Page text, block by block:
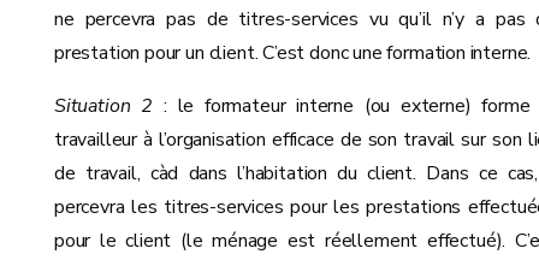
ne percevra pas de titres-services vu qu’il n’y a pas
prestation pour un client. C’est donc une formation interne.
Situation 2 : le formateur interne (ou externe)
travailleur à l’organisation efficace de son travail sur son
de travail, càd dans l’habitation du client. Dans ce
percevra les titres-services pour les prestations
pour le client (le ménage est réellement effectué).